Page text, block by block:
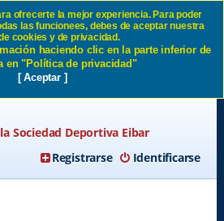
SD Eibar
Sociedad Deportiva Eibar
Identificarse
Registrarse
ofrecerte la mejor experiencia. Para poder
las funcionees, debes de aceptar nuestra
cookies y de privacidad.
haciendo clic en la parte inferior de
en "Política de privacidad"
[ Aceptar ]